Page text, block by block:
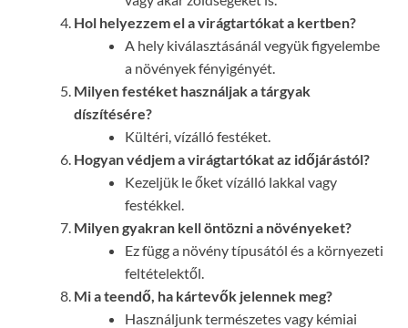
Hol helyezzem el a virágtartókat a kertben?
A hely kiválasztásánál vegyük figyelembe
a növények fényigényét.
Milyen festéket használjak a tárgyak
díszítésére?
Kültéri, vízálló festéket.
Hogyan védjem a virágtartókat az időjárástól?
Kezeljük le őket vízálló lakkal vagy
festékkel.
Milyen gyakran kell öntözni a növényeket?
Ez függ a növény típusától és a környezeti
feltételektől.
Mi a teendő, ha kártevők jelennek meg?
Használjunk természetes vagy kémiai